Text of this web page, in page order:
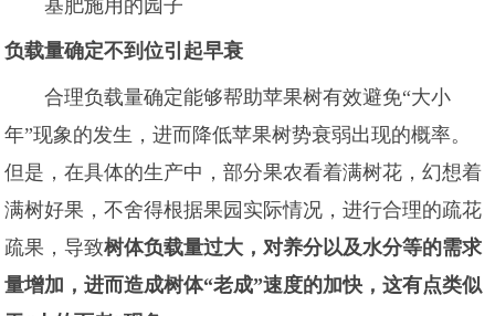
基肥施用的园子
负载量确定不到位引起早衰
合理负载量确定能够帮助苹果树有效避免“大小
年”现象的发生，进而降低苹果树势衰弱出现的概率。
但是，在具体的生产中，部分果农看着满树花，幻想着
满树好果，不舍得根据果园实际情况，进行合理的疏花
疏果，导致树体负载量过大，对养分以及水分等的需求
量增加，进而造成树体“老成”速度的加快，这有点类似